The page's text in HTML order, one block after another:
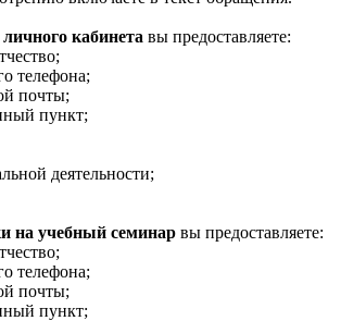
кабинета вы предоставляете:
телефона;
почты;
пункт;
деятельности;
на учебный семинар вы предоставляете:
телефона;
почты;
пункт;